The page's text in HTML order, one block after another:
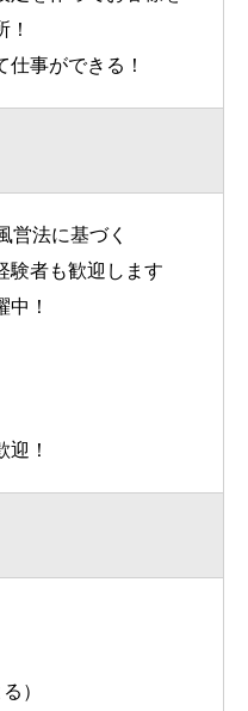
事ができる！
法に基づく
者も歓迎します
！
！
）